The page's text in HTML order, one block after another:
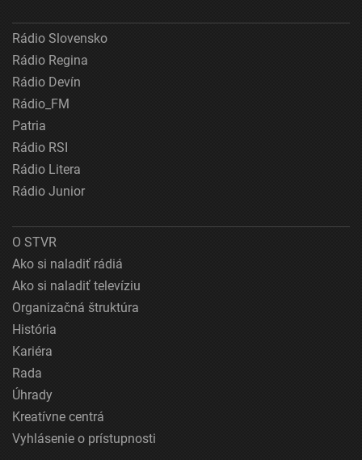
Rádio Slovensko
Rádio Regina
Rádio Devín
Rádio_FM
Patria
Rádio RSI
Rádio Litera
Rádio Junior
O STVR
Ako si naladiť rádiá
Ako si naladiť televíziu
Organizačná štruktúra
História
Kariéra
Rada
Úhrady
Kreatívne centrá
Vyhlásenie o prístupnosti